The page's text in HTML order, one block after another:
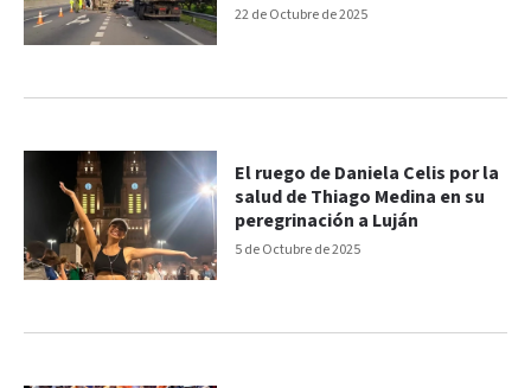
22 de Octubre de 2025
5 de Octubre de 2025
El ruego de Daniela Celis por la
salud de Thiago Medina en su
peregrinación a Luján